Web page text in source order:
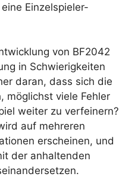
Einzelspieler-
von BF2042
in Schwierigkeiten
daran, dass sich die
möglichst viele Fehler
weiter zu verfeinern?
auf mehreren
erscheinen, und
der anhaltenden